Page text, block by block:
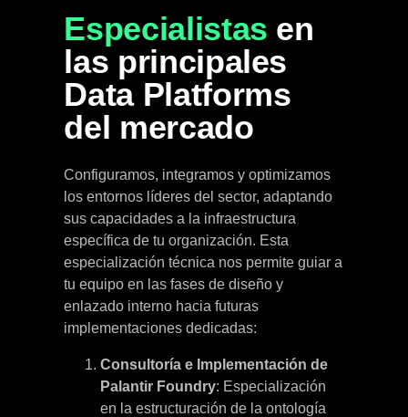
Especialistas en
las principales
Data Platforms
del mercado
Configuramos, integramos y optimizamos
los entornos líderes del sector, adaptando
sus capacidades a la infraestructura
específica de tu organización. Esta
especialización técnica nos permite guiar a
tu equipo en las fases de diseño y
enlazado interno hacia futuras
implementaciones dedicadas:
Consultoría e Implementación de
Palantir Foundry: Especialización
en la estructuración de la ontología